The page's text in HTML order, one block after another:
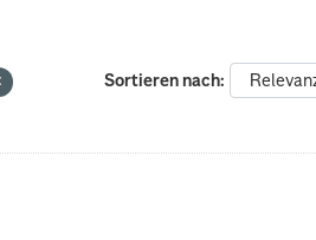
Sortieren nach